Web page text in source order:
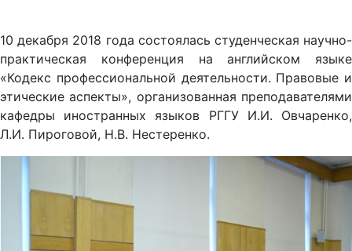
10 декабря 2018 года состоялась студенческая научно-
практическая конференция на английском языке
«Кодекс профессиональной деятельности. Правовые и
этические аспекты», организованная преподавателями
кафедры иностранных языков РГГУ И.И. Овчаренко,
Л.И. Пироговой, Н.В. Нестеренко.